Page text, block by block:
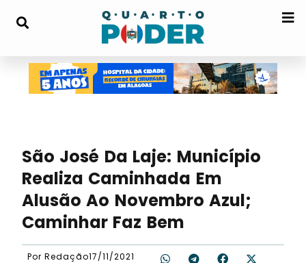
São José Da Laje: Município
Realiza Caminhada Em
Alusão Ao Novembro Azul;
Caminhar Faz Bem
Por Redação17/11/2021